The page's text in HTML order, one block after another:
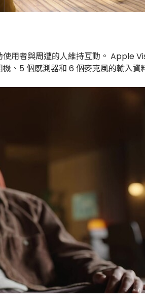
用者與周遭的人維持互動。 Apple
、5 個感測器和 6 個麥克風的輸入資